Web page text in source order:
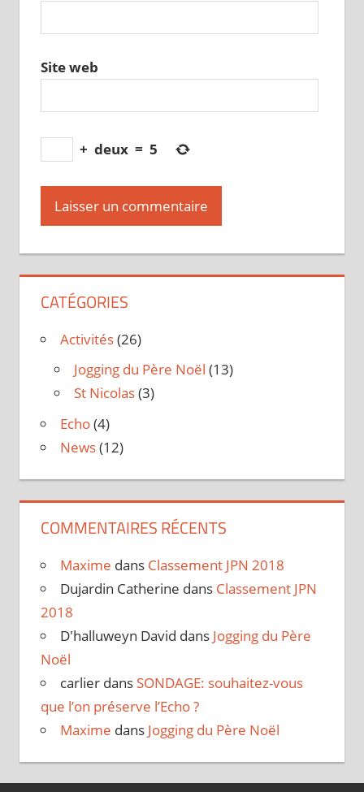
Site web
+ deux = 5
CATÉGORIES
Activités(26)
Jogging du Père Noël (13)
St Nicolas(3)
Echo(4)
News(12)
COMMENTAIRES RÉCENTS
Maxime dans Classement JPN 2018
Dujardin Catherine dans Classement JPN
2018
D'halluweyn David dans Jogging du Père
Noël
carlierdans SONDAGE: souhaitez-vous
que l’on préserve l’Echo ?
Maxime dans Jogging du Père Noël